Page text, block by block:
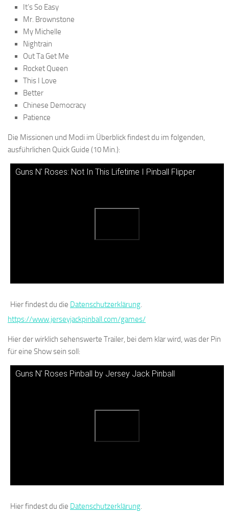
It’s So Easy
Mr. Brownstone
My Michelle
Nightrain
Out Ta Get Me
Rocket Queen
This I Love
Better
Chinese Democracy
Patience
Die Missionen und Modi im Überblick findest du im folgenden,
ausführlichen Quick Guide (10 Min.):
Guns N' Roses: Not In This Lifetime I Pinball Flipper
Hier findest du die Datenschutzerklärung.
https://www.jerseyjackpinball.com/games/
Hier der wirklich sehenswerte Trailer, bei dem klar wird, was der Pin
für eine Show sein soll:
Guns N' Roses Pinball by Jersey Jack Pinball
Hier findest du die Datenschutzerklärung.